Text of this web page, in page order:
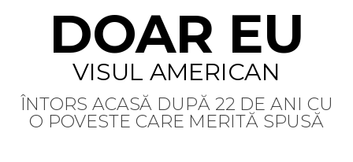
DOAR EU
VISUL AMERICAN
ÎNTORS ACASĂ DUPĂ 22 DE ANI CU
O POVESTE CARE MERITĂ SPUSĂ